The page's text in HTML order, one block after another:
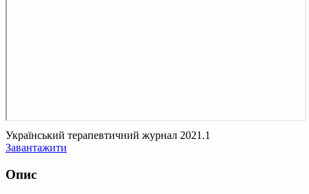
Український терапевтичний журнал 2021.1
Завантажити
Опис